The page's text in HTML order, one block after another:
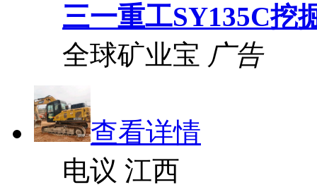
三一重工SY135C挖
全球矿业宝 广告
查看详情
电议 江西